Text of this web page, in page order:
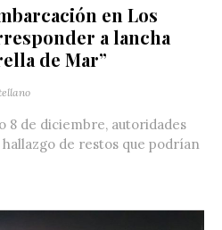
en Los
a lancha
de Mar”
8 de diciembre, autoridades
de restos que podrían